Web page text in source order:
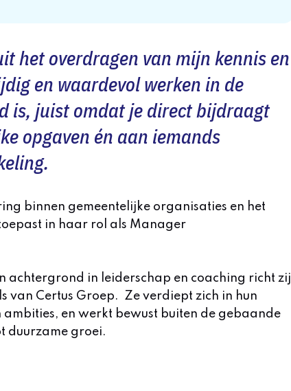
het overdragen van mijn kennis en
en waardevol werken in de
is, juist omdat je direct bijdraagt
opgaven én aan iemands
binnen gemeentelijke organisaties en het
in haar rol als Manager
in leiderschap en coaching richt zij
van Certus Groep. Ze verdiept zich in hun
en werkt bewust buiten de gebaande
duurzame groei.